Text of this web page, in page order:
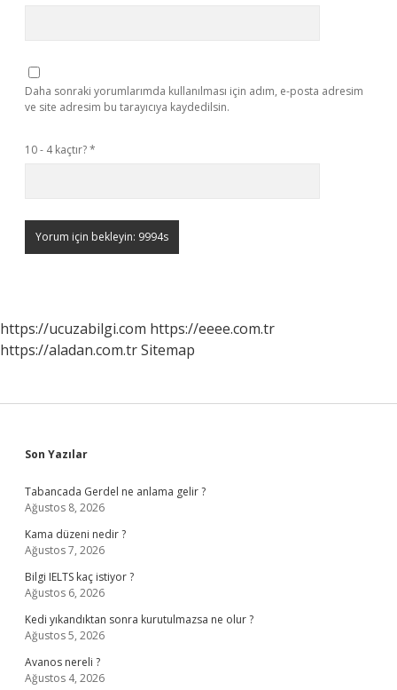
Daha sonraki yorumlarımda kullanılması için adım, e-posta adresim
ve site adresim bu tarayıcıya kaydedilsin.
10 - 4 kaçtır?*
https://ucuzabilgi.com https://eeee.com.tr
https://aladan.com.trSitemap
Sidebar
Son Yazılar
Tabancada Gerdel ne anlama gelir ?
Ağustos 8, 2026
Kama düzeni nedir ?
Ağustos 7, 2026
Bilgi IELTS kaç istiyor ?
Ağustos 6, 2026
Kedi yıkandıktan sonra kurutulmazsa ne olur ?
Ağustos 5, 2026
Avanos nereli ?
Ağustos 4, 2026